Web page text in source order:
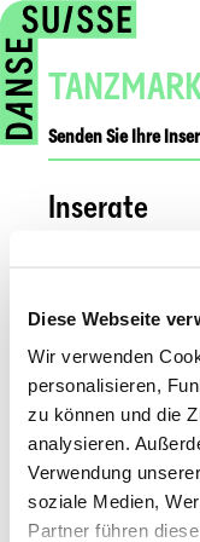
Diese Webseite
Wir verwenden
personalisieren,
zu können und die
analysieren.
Verwendung
soziale Medien,
Partner führen
Senden Sie Ihre
Inserate
Vermietung
Location
Räume für
Olten zu